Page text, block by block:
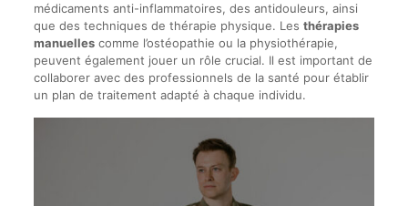
médicaments anti-inflammatoires, des antidouleurs, ainsi
que des techniques de thérapie physique. Les thérapies
manuellescomme l’ostéopathie ou la physiothérapie,
peuvent également jouer un rôle crucial. Il est important de
collaborer avec des professionnels de la santé pour établir
un plan de traitement adapté à chaque individu.